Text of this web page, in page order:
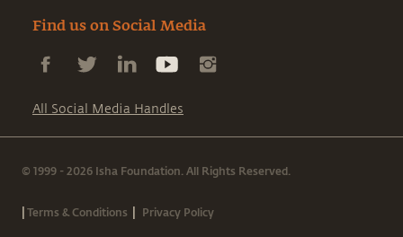
Find us on Social Media
All Social Media Handles
© 1999 - 2026 Isha Foundation. All Rights Reserved.
|Terms & Conditions | Privacy Policy